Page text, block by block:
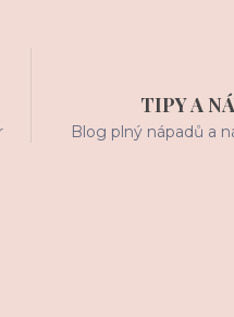
TIPY A
Blog plný nápadů a